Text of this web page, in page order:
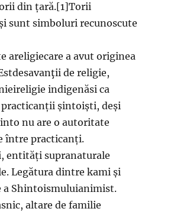
din țară.[1]Torii
sunt simboluri recunoscute
areligiecare a avut originea
de religie,
indigenăsi ca
șintoiști, deși
nu are o autoritate
între practicanți.
entități supranaturale
Legătura dintre kami și
a Shintoismuluianimist.
altare de familie